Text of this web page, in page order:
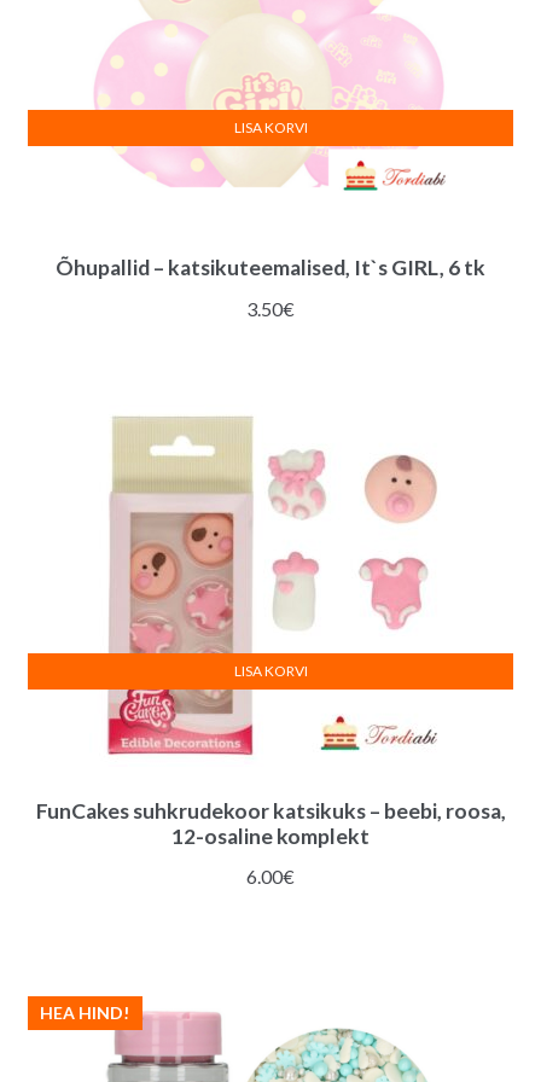
Õhupallid – katsikuteemalised, It`s GIRL, 6 tk
3.50€
LISA KORVI
FunCakes suhkrudekoor katsikuks – beebi, roosa,
12-osaline komplekt
6.00€
LISA KORVI
HEA HIND!